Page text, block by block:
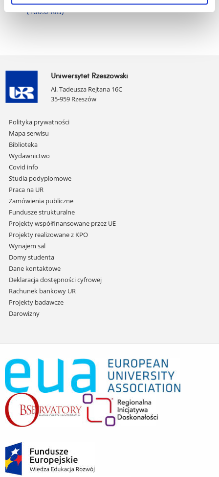
plik
(100.0 KiB)
Uniwersytet Rzeszowski
Al. Tadeusza Rejtana 16C
35-959 Rzeszów
Pomiń
nawigację
i
przejdź
do
treści
Polityka prywatności
Mapa serwisu
Biblioteka
Wydawnictwo
Covid info
Studia podyplomowe
Praca na UR
Zamówienia publiczne
Fundusze strukturalne
Projekty współfinansowane przez UE
Projekty realizowane z KPO
Wynajem sal
Domy studenta
Dane kontaktowe
Deklaracja dostępności cyfrowej
Rachunek bankowy UR
Projekty badawcze
Darowizny